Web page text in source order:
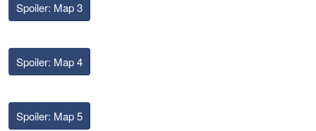
Spoiler: Map 3
Spoiler: Map 4
Spoiler: Map 5